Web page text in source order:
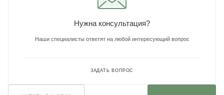
Нужна консультация?
Наши специалисты ответят на любой интересующий вопрос
ЗАДАТЬ ВОПРОС